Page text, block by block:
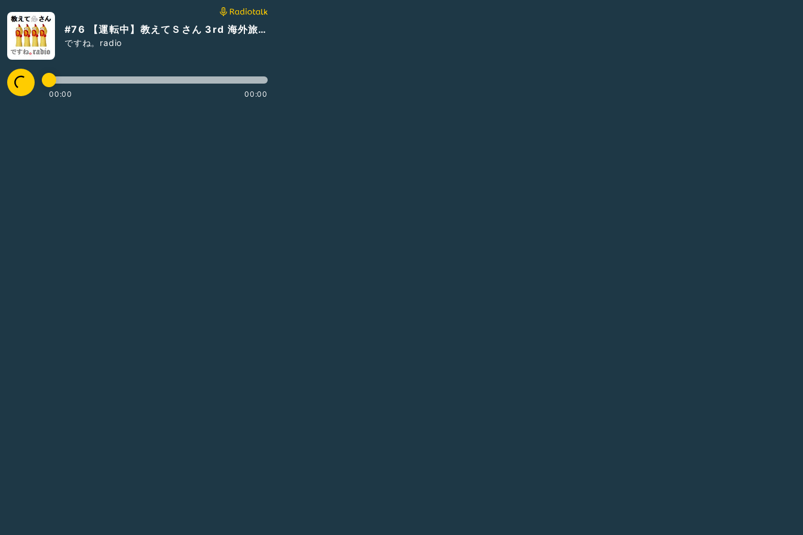
#76 【運転中】教えてＳさん 3rd 海外旅行で気を付けること他
ですね。radio
00:00 00:00